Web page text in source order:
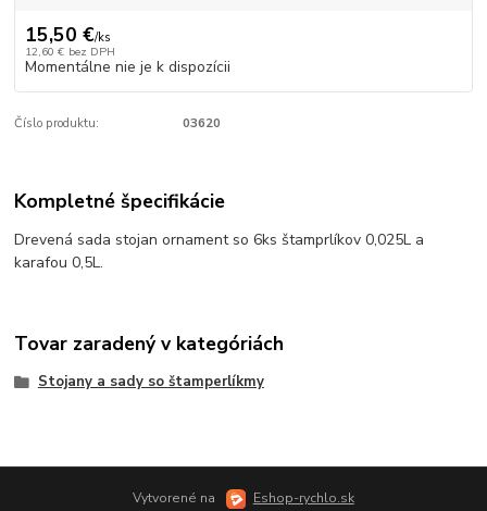
15,50 €/ks
12,60 € bez DPH
Momentálne nie je k dispozícii
Číslo produktu: 03620
Kompletné špecifikácie
Drevená sada stojan ornament so 6ks štamprlíkov 0,025L a
karafou 0,5L.
Tovar zaradený v kategóriách
Stojany a sady so štamperlíkmy
Vytvorené na Eshop-rychlo.sk